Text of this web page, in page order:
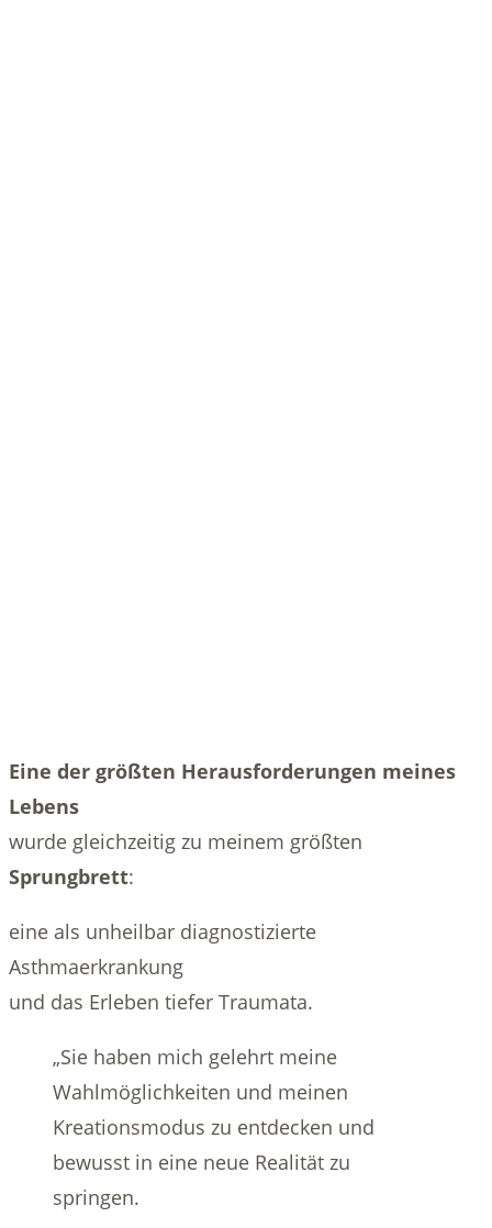
Eine der größten Herausforderungen meines
Lebens
wurde gleichzeitig zu meinem größten
Sprungbrett:
eine als unheilbar diagnostizierte
Asthmaerkrankung
und das Erleben tiefer Traumata.
„Sie haben mich gelehrt meine
Wahlmöglichkeiten und meinen
Kreationsmodus zu entdecken und
bewusst in eine neue Realität zu
springen.